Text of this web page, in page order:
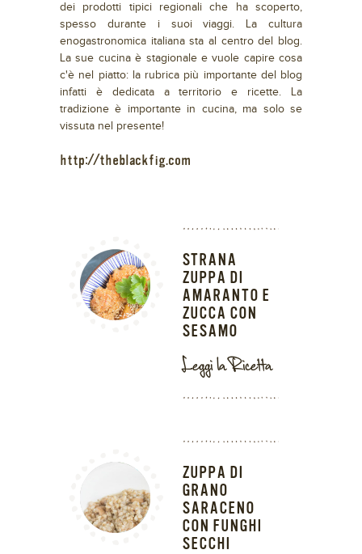
dei prodotti tipici regionali che ha scoperto,
spesso durante i suoi viaggi. La cultura
enogastronomica italiana sta al centro del blog.
La sue cucina è stagionale e vuole capire cosa
c'è nel piatto: la rubrica più importante del blog
infatti è dedicata a territorio e ricette. La
tradizione è importante in cucina, ma solo se
vissuta nel presente!
http://theblackfig.com
STRANA
ZUPPA DI
AMARANTO E
ZUCCA CON
SESAMO
Leggi la Ricetta
ZUPPA DI
GRANO
SARACENO
CON FUNGHI
SECCHI